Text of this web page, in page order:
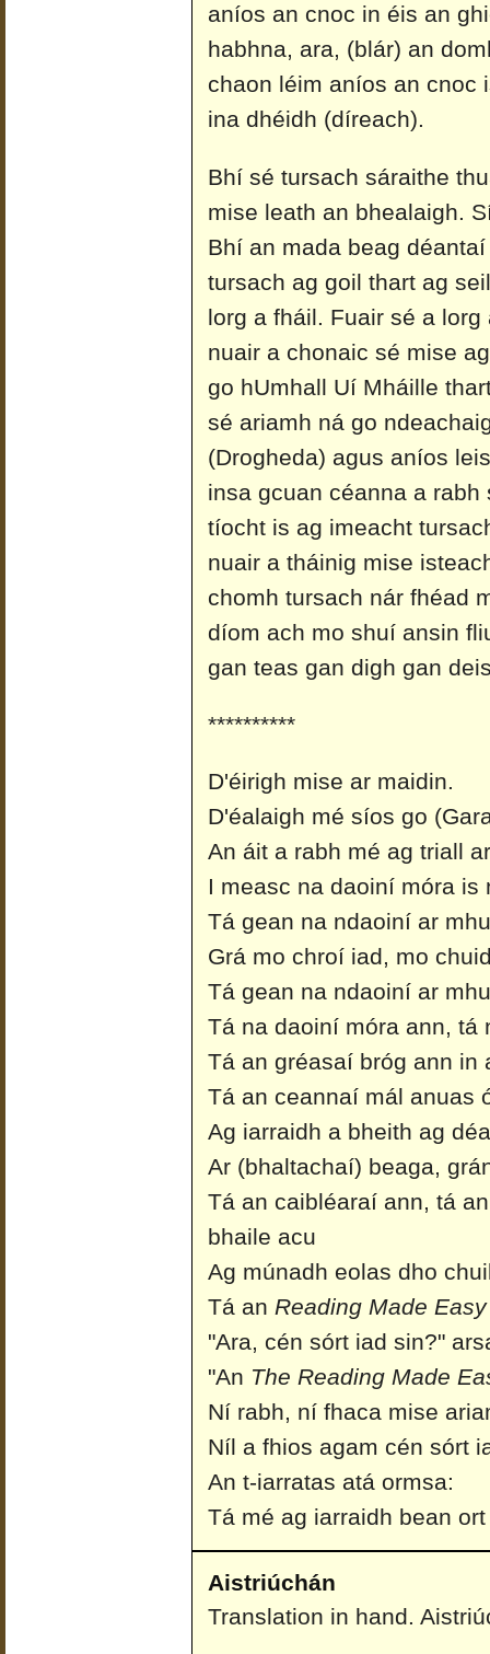
aníos an cnoc in éis an
habhna, ara, (blár) an
chaon léim aníos an cnoc
ina dhéidh (díreach).
Bhí sé tursach sáraithe
mise leath an bhealaigh.
Bhí an mada beag
tursach ag goil thart ag
lorg a fháil. Fuair sé a
nuair a chonaic sé mise
go hUmhall Uí Mháille
sé ariamh ná go
(Drogheda) agus aníos
insa gcuan céanna a
tíocht is ag imeacht
nuair a tháinig mise
chomh tursach nár fhéad
díom ach mo shuí ansin
gan teas gan digh gan
**********
D'éirigh mise ar maidin.
D'éalaigh mé síos go
An áit a rabh mé ag triall
I measc na daoiní móra is
Tá gean na ndaoiní ar
Grá mo chroí iad, mo
Tá gean na ndaoiní ar
Tá na daoiní móra ann, tá
Tá an gréasaí bróg ann in
Tá an ceannaí mál anuas
Ag iarraidh a bheith ag
Ar (bhaltachaí) beaga,
Tá an caibléaraí ann, tá
bhaile acu
Ag múnadh eolas dho
Tá an Reading Made Easy
"Ara, cén sórt iad sin?"
"An The Reading Made
Ní rabh, ní fhaca mise
Níl a fhios agam cén sórt
An t-iarratas atá ormsa:
Tá mé ag iarraidh bean
Aistriúchán
Translation in hand.